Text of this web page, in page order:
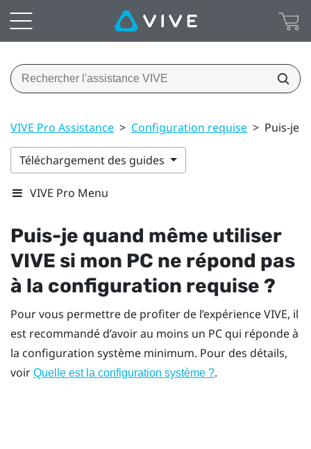
VIVE Pro Assistance > Configuration requise > Puis-je
Téléchargement des guides
VIVE Pro Menu
Puis-je quand même utiliser
VIVE si mon PC ne répond pas
à la configuration requise ?
Pour vous permettre de profiter de l’expérienceVIVE, il
est recommandé d’avoir au moins un PC qui réponde à
la configuration système minimum. Pour des détails,
voir Quelle est la configuration système ?.